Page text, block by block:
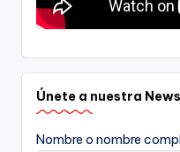
Únete a nuestra
Nombre o nombre